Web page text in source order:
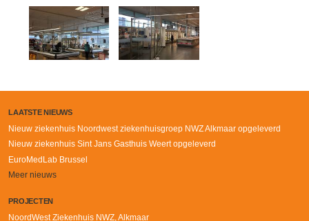
LAATSTE NIEUWS
Nieuw ziekenhuis Noordwest ziekenhuisgroep NWZ Alkmaar opgeleverd
Nieuw ziekenhuis Sint Jans Gasthuis Weert opgeleverd
EuroMedLab Brussel
Meer nieuws
PROJECTEN
NoordWest Ziekenhuis NWZ, Alkmaar